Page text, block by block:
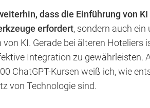
dass die Einführung von
erfordert, sondern auch
KI. Gerade bei älteren Hoteliers
Integration zu gewährleisten.
ChatGPT-Kursen weiß ich, wie
von Technologie sind.